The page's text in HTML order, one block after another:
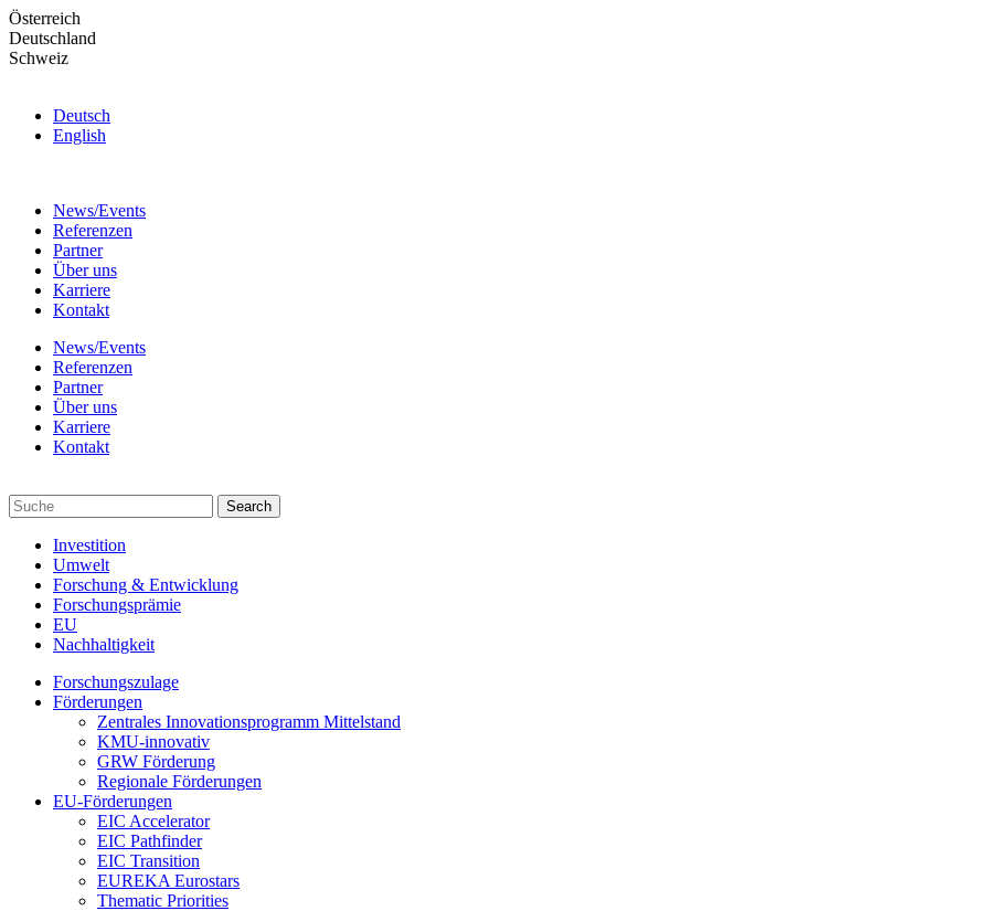
Skip
to
the
Österreich
Deutschland
Schweiz
Deutsch
English
News/Events
Referenzen
Partner
Über uns
Karriere
Kontakt
News/Events
Referenzen
Partner
Über uns
Karriere
Kontakt
Investition
Umwelt
Forschung & Entwicklung
Forschungsprämie
EU
Nachhaltigkeit
Forschungszulage
Förderungen
Zentrales Innovationsprogramm Mittelstand
KMU-innovativ
GRW Förderung
Regionale Förderungen
EU-Förderungen
EIC Accelerator
EIC Pathfinder
EIC Transition
EUREKA Eurostars
Thematic Priorities